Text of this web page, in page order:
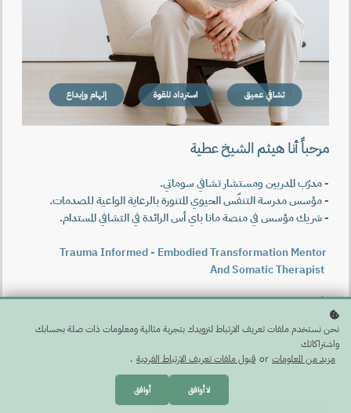
مرحباً أنا هيثم الشيخ عطية
- مدرّب المدربينومستشارتشافي سوماتي.
- مؤسس مدرسة التنفّس الحيوي المتنورة بالرعاية الواعية للصدمات.
- شريك مؤسس في منصة مانا باي أس الرائدة في التشافي المستدام.
أركّز في عملي على التشافي من برمجات الطفولة وآثار الصدمات من خلال
تفكيك أنماطها بداخل الجسد
والجهاز العصبي وتنمية السعة والقدرات
النفسيّة لتقود حياتك بثقة وأمان داخلي حقيقي يلهم شغفك وقدرتك
على الارتقاء في حياتك.
نحن نستخدم ملفات تعريف الارتباط لتزويدك بتجربة مثالية ومعلومات ذات صلة بحسابك
واشتراكاتك
مزيد من المعلومات or قبول ملفات تعريف الارتباط الفردية .
لا أوافق أوافق